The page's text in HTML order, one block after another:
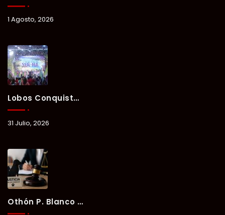
1 Agosto, 2026
Lobos Conquista La Primera Competencia Del Verano Xul-Há 2026 En Una Noche Llena De Talento Y Energía.
31 Julio, 2026
Othón P. Blanco Refrenda Su Compromiso Contra El Maltrato Animal: Vinculan A Proceso A Presunto Responsable Tras Denuncia Del Ayuntamiento.